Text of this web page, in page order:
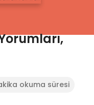
okuma süresi